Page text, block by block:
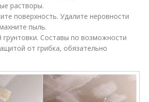
растворы.
поверхность. Удалите неровности
пыль.
грунтовки. Составы по возможности
от грибка, обязательно